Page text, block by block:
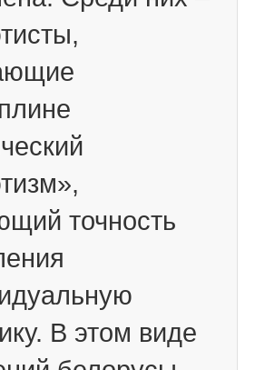
точность
В этом виде